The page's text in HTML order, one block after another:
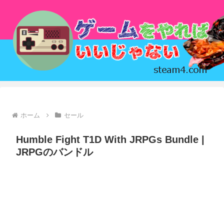
ホーム セール
Humble Fight T1D With JRPGs Bundle |
JRPGのバンドル